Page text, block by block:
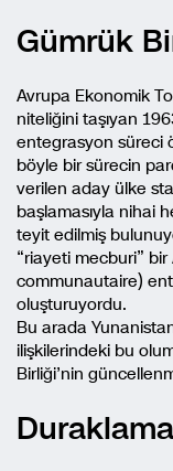
Gümrük
Avrupa Ekonomik
niteliğini taşıyan
entegrasyon süreci
böyle bir sürecin
verilen aday ülke
başlamasıyla nihai
teyit edilmiş
“riayeti mecburi”
communautaire)
oluşturuyordu.
Bu arada
ilişkilerindeki bu
Birliği’nin